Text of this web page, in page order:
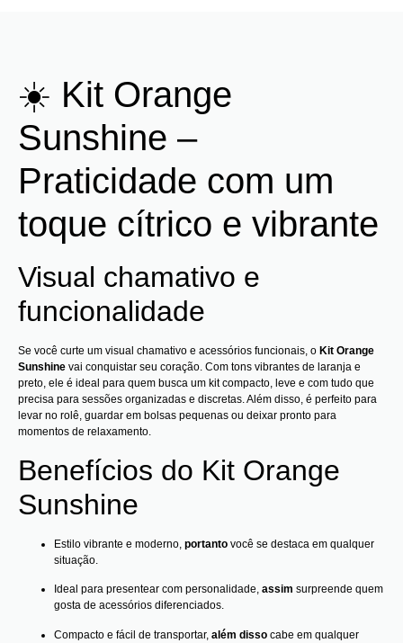
☀️ Kit Orange
Sunshine –
Praticidade com um
toque cítrico e vibrante
Visual chamativo e
funcionalidade
Se você curte um visual chamativo e acessórios funcionais, o Kit Orange
Sunshine vai conquistar seu coração. Com tons vibrantes de laranja e
preto, ele é ideal para quem busca um kit compacto, leve e com tudo que
precisa para sessões organizadas e discretas. Além disso, é perfeito para
levar no rolê, guardar em bolsas pequenas ou deixar pronto para
momentos de relaxamento.
Benefícios do Kit Orange
Sunshine
Estilo vibrante e moderno, portanto você se destaca em qualquer
situação.
Ideal para presentear com personalidade, assim surpreende quem
gosta de acessórios diferenciados.
Compacto e fácil de transportar, além disso cabe em qualquer